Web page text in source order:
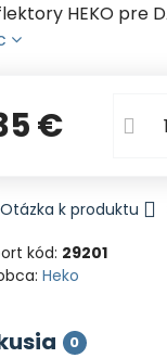
HEKO pre
€
Otázka k produktu
kód: 29201
Heko
0